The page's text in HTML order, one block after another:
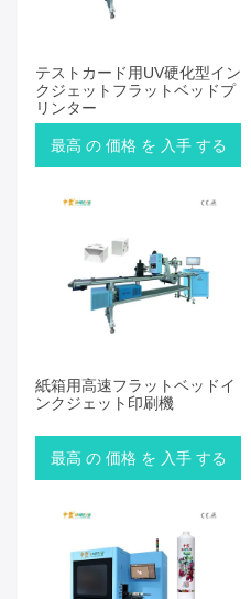
テストカード用UV硬化型イン
クジェットフラットベッドプ
リンター
最高 の 価格 を 入手 する
紙箱用高速フラットベッドイ
ンクジェット印刷機
最高 の 価格 を 入手 する